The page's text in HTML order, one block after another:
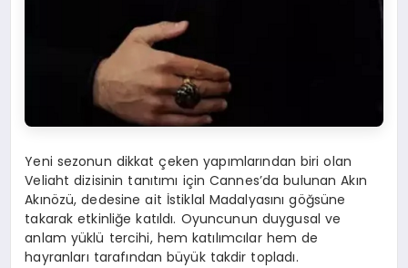
Yeni sezonun dikkat çeken yapımlarından biri olan
Veliaht dizisinin tanıtımı için Cannes’da bulunan Akın
Akınözü, dedesine ait İstiklal Madalyasını göğsüne
takarak etkinliğe katıldı. Oyuncunun duygusal ve
anlam yüklü tercihi, hem katılımcılar hem de
hayranları tarafından büyük takdir topladı.